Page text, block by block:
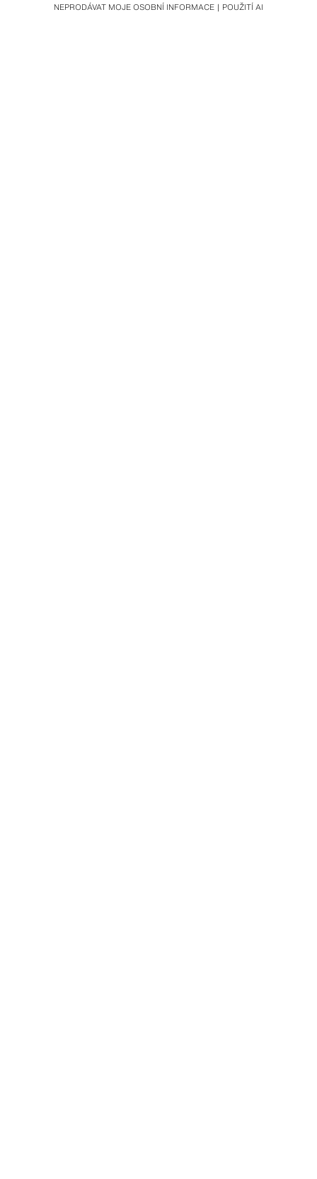
NEPRODÁVAT MOJE OSOBNÍ INFORMACE POUŽITÍ AI